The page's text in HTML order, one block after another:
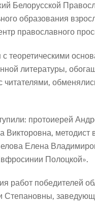
Белорусской
образования
православного
теоретическими
литературы,
протоиерей
Викторовна,
Елена
Полоцкой».
работ победителей
Степановны,